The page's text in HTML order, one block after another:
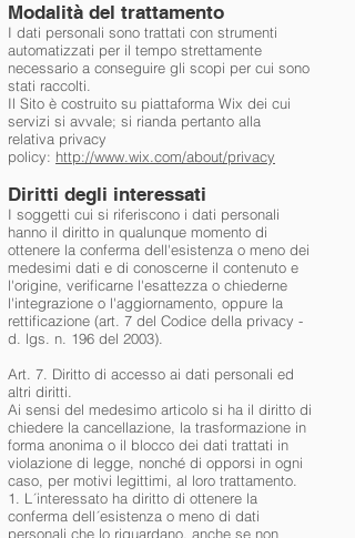
Modalità del trattamento
I dati personali sono trattati con strumenti
automatizzati per il tempo strettamente
necessario a conseguire gli scopi per cui sono
stati raccolti.
Il Sito è costruito su piattaforma Wix dei cui
servizi si avvale; si rianda pertanto alla
relativa privacy
policy: http://www.wix.com/about/privacy
Diritti degli interessati
I soggetti cui si riferiscono i dati personali
hanno il diritto in qualunque momento di
ottenere la conferma dell'esistenza o meno dei
medesimi dati e di conoscerne il contenuto e
l'origine, verificarne l'esattezza o chiederne
l'integrazione o l'aggiornamento, oppure la
rettificazione (art. 7 del Codice della privacy -
d. lgs. n. 196 del 2003).
Art. 7. Diritto di accesso ai dati personali ed
altri diritti.
Ai sensi del medesimo articolo si ha il diritto di
chiedere la cancellazione, la trasformazione in
forma anonima o il blocco dei dati trattati in
violazione di legge, nonché di opporsi in ogni
caso, per motivi legittimi, al loro trattamento.
1. L´interessato ha diritto di ottenere la
conferma dell´esistenza o meno di dati
personali che lo riguardano, anche se non